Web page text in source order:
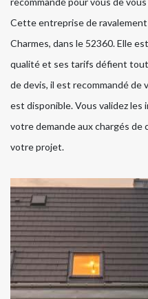
Cette entreprise de
Charmes, dans le 52360. Elle
qualité et ses tarifs défient
de devis, il est recommandé de
est disponible. Vous validez
votre demande aux chargés
votre projet.